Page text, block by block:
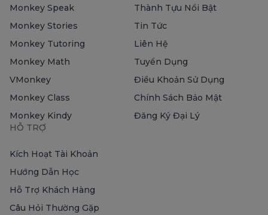
Monkey Speak
Monkey Stories
Monkey Tutoring
Monkey Math
VMonkey
Monkey Class
Monkey Kindy
Thành Tựu Nổi Bật
Tin Tức
Liên Hệ
Tuyển Dụng
Điều Khoản Sử Dụng
Chính Sách Bảo Mật
Đăng Ký Đại Lý
HỖ TRỢ
Kích Hoạt Tài Khoản
Hướng Dẫn Học
Hỗ Trợ Khách Hàng
Câu Hỏi Thường Gặp